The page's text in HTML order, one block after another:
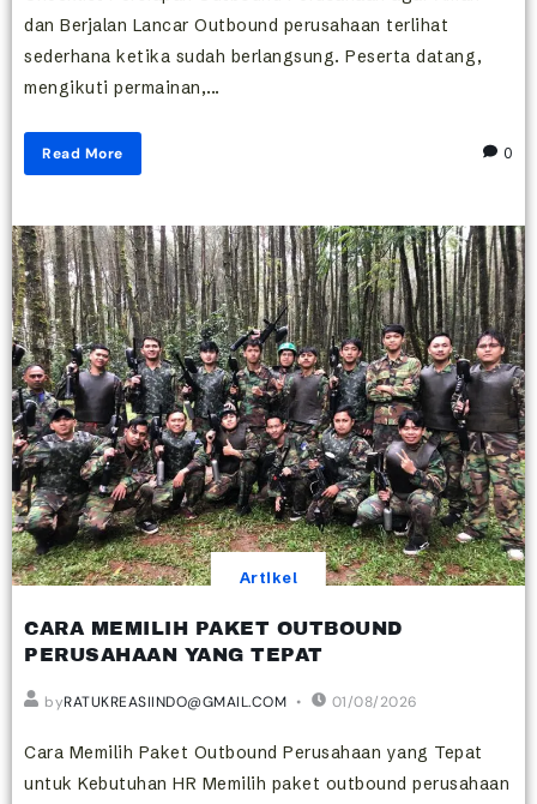
dan Berjalan Lancar Outbound perusahaan terlihat
sederhana ketika sudah berlangsung. Peserta datang,
mengikuti permainan,...
Read More 0
Artikel
CARA MEMILIH PAKET OUTBOUND
PERUSAHAAN YANG TEPAT
byRATUKREASIINDO@GMAIL.COM 01/08/2026
Cara Memilih Paket Outbound Perusahaan yang Tepat
untuk Kebutuhan HR Memilih paket outbound perusahaan